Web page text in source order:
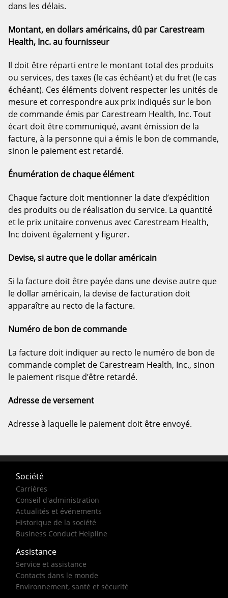
dans les délais.
Montant, en dollars américains, dû par Carestream
Health, Inc. au fournisseur
Il doit être réparti entre le montant total des produits
ou services, des taxes (le cas échéant) et du fret (le cas
échéant). Ces éléments doivent respecter les unités de
mesure et correspondre aux prix indiqués sur le bon
de commande émis par Carestream Health, Inc. Tout
écart doit être communiqué, avant émission de la
facture, à la personne qui a émis le bon de commande,
sinon le paiement est retardé.
Énumération de chaque élément
Chaque facture doit mentionner la date d’expédition
des produits ou de réalisation du service. La quantité
et le prix unitaire convenus avec Carestream Health,
Inc doivent également y figurer.
Devise, si autre que le dollar américain
Si la facture doit être payée dans une devise autre que
le dollar américain, la devise de facturation doit
apparaître au recto de la facture.
Numéro de bon de commande
La facture doit indiquer au recto le numéro de bon de
commande complet de Carestream Health, Inc., sinon
le paiement risque d’être retardé.
Adresse de versement
Adresse à laquelle le paiement doit être envoyé.
Société
Carrières
Conseil d'administration
Actualités et événements
Historique de la société
Business Conduct Helpline
Assistance
Service et assistance
Contacts dans le monde
Environnement, santé et sécurité